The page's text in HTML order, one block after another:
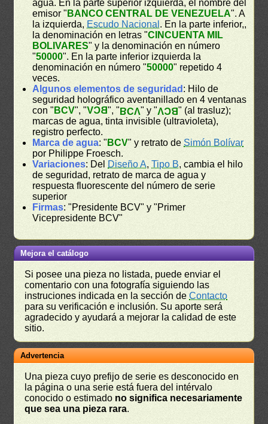
agua. En la parte superior izquierda, el nombre del
emisor " BANCO CENTRAL DE VENEZUELA". A
la izquierda, Escudo Nacional . En la parte inferior,,
la denominación en letras "CINCUENTA MIL
BOLIVARES" y la denominación en número
"50000". En la parte inferior izquierda la
denominación en número "50000" repetido 4
veces.
Algunos elementos de seguridad : Hilo de
seguridad holográfico aventanillado en 4 ventanas
con " BCV", "BCV", "BCV" y "BCV" (al trasluz);
marcas de agua, tinta invisible (ultravioleta),
registro perfecto.
Marca de agua: " BCV" y retrato deSimón Bolívar
por Philippe Froesch.
Variaciones: Del Diseño A,Tipo B, cambia el hilo
de seguridad, retrato de marca de agua y
respuesta fluorescente del número de serie
superior
Firmas: "Presidente BCV" y "Primer
Vicepresidente BCV"
Mejora el catálogo
Si posee una pieza no listada, puede enviar el
comentario con una fotografía siguiendo las
instruciones indicada en la sección deContacto
para su verificación e inclusión. Su aporte será
agradecido y ayudará a mejorar la calidad de este
sitio.
Advertencia
Una pieza cuyo prefijo de serie es desconocido en
la página o una serie está fuera del intérvalo
conocido o estimado no significa necesariamente
que sea una pieza rara.